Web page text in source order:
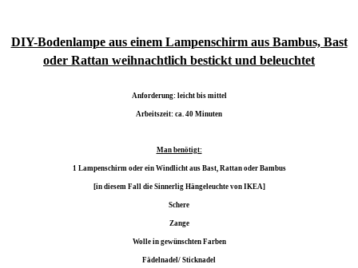
DIY-Bodenlampe aus einem Lampenschirm aus Bambus, Bast
oder Rattan weihnachtlich bestickt und beleuchtet
Anforderung: leicht bis mittel
Arbeitszeit: ca. 40 Minuten
Man benötigt:
1 Lampenschirm oder ein Windlicht aus Bast, Rattan oder Bambus
[in diesem Fall die Sinnerlig Hängeleuchte von IKEA]
Schere
Zange
Wolle in gewünschten Farben
Fädelnadel/ Sticknadel